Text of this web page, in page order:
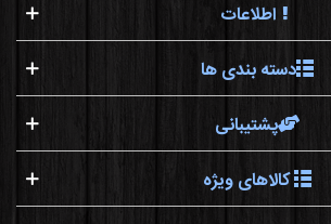
اطلاعات
دسته بندی ها
پشتیبانی
کالاهای ویژه